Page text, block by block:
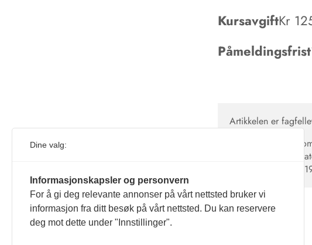
KursavgiftKr
Påmeldingsfrist
Artikkelen er
Artikkelen siteres
Nye
Tannlegeforen Tid.
Dine valg:
Informasjonskapsler og personvern
For å gi deg relevante annonser på vårt nettsted bruker vi
informasjon fra ditt besøk på vårt nettsted. Du kan reservere
deg mot dette under "Innstillinger".